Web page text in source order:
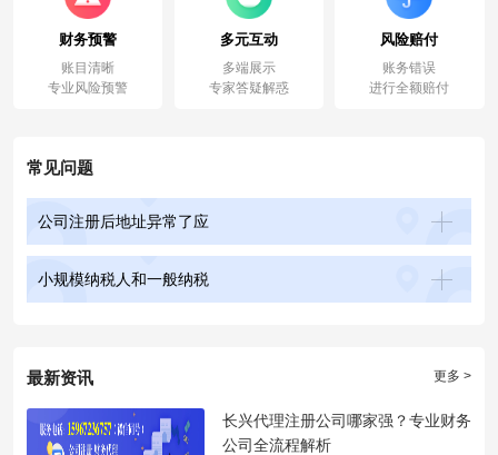
财务预警
账目清晰
专业风险预警
多元互动
多端展示
专家答疑解惑
风险赔付
账务错误
进行全额赔付
常见问题
公司注册后地址异常了应
小规模纳税人和一般纳税
更多 >
最新资讯
​长兴代理注册公司哪家强？专业财务
公司全流程解析